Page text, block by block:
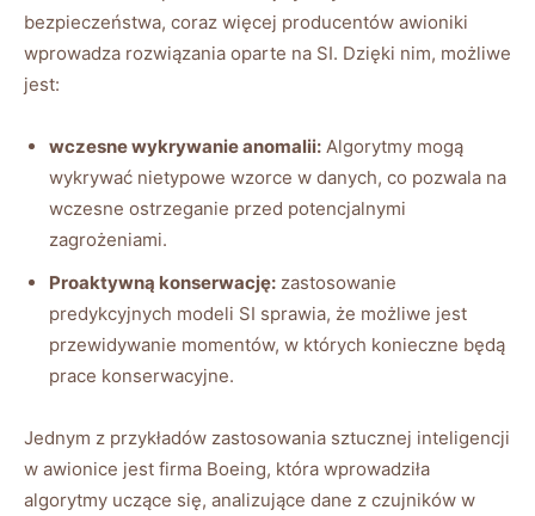
bezpieczeństwa, coraz więcej producentów awioniki‍
wprowadza rozwiązania oparte na SI. Dzięki ⁢nim,​ możliwe
jest:
wczesne wykrywanie anomalii: Algorytmy mogą
wykrywać nietypowe wzorce w danych, co pozwala na
wczesne ostrzeganie⁣ przed potencjalnymi
zagrożeniami.
Proaktywną konserwację: zastosowanie
predykcyjnych ‌modeli SI ⁤sprawia, że możliwe jest
przewidywanie momentów, w​ których konieczne będą
prace konserwacyjne.
Jednym z przykładów zastosowania sztucznej ⁤inteligencji
‌w awionice jest firma Boeing, która wprowadziła
algorytmy uczące się, analizujące‍ dane z czujników w